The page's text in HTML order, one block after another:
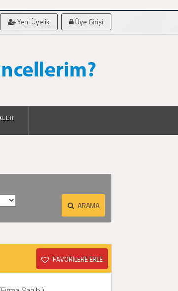
Yeni Üyelik Üye Girişi
ARAMA
FAVORİLERE EKLE